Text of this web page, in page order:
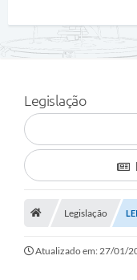
Legislação
Legislação
Atualizado em: 27/01/